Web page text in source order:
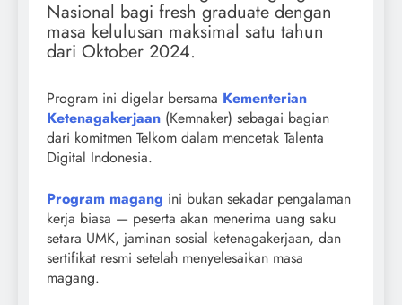
Nasional bagi fresh graduate dengan
masa kelulusan maksimal satu tahun
dari Oktober 2024.
Program ini digelar bersama Kementerian
Ketenagakerjaan (Kemnaker) sebagai bagian
dari komitmen Telkom dalam mencetak Talenta
Digital Indonesia.
Program magang ini bukan sekadar pengalaman
kerja biasa — peserta akan menerima uang saku
setara UMK, jaminan sosial ketenagakerjaan, dan
sertifikat resmi setelah menyelesaikan masa
magang.